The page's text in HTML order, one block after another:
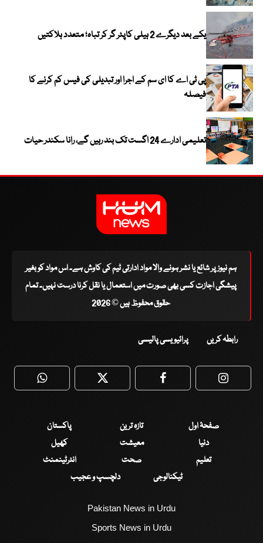
یکے بعد دیگرے 2 ہیلی کاپٹر گر کر تباہ؛ متعدد ہلاکتیں
پی ٹی اے کا ای سم کے اجرا اور تبدیلی کی فیس کم کرنے کا
فیصلہ
تعلیمی ادارے 24 اگست تک بند رہیں گے، رانا سکندر حیات
ہم نیوز پر شائع یا نشر ہونے والا مواد ادارتی ٹیم کی کاوش ہے۔ اس مواد کو بغیر
پیشگی اجازت کسی بھی صورت میں استعمال یا نقل کرنا درست نہیں۔ تمام
حقوق محفوظ ہیں © 2026
رابطہ کریں پرائیویسی پالیسی
WhatsApp Twitter Facebook
صفحۂ اول تازہ ترین
پاکستان
دنیا
معیشت
کھیل
تعلیم
صحت
انٹرٹینمنٹ
ٹیکنالوجی
دلچسپ و عجیب
Pakistan News in Urdu
Sports News in Urdu